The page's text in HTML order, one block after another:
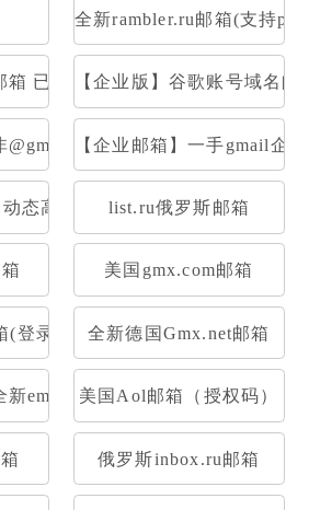
全新rambler.ru邮箱(支持
箱 已开通Pop3 Imap
【企业版】谷歌账号域名
@gmail后置|一样的登录使用
【企业邮箱】一手gmail企
态高质量IP注册，高权重满月账号
list.ru俄罗斯邮箱
美国gmx.com邮箱
(登录网址：web.de或者用foxmail
全新德国Gmx.net邮箱
新email.com美国邮箱(已注册满一
美国Aol邮箱（授权码）
俄罗斯inbox.ru邮箱